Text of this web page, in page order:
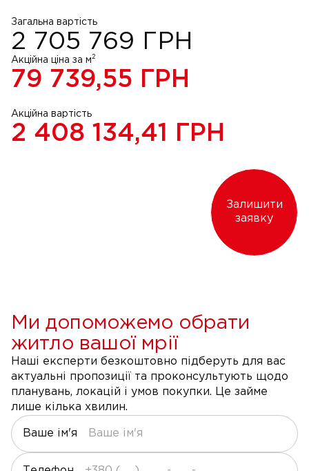
Загальна вартість
2 705 769 ГРН
Акційна ціна за м 2
79 739,55 ГРН
Акційна вартість
2 408 134,41 ГРН
Залишити
заявку
Ми допоможемо обрати
житло вашої мрії
Наші експерти безкоштовно підберуть для вас
актуальні пропозиції та проконсультують щодо
планувань, локацій і умов покупки. Це займе
лише кілька хвилин.
Ваше ім'я